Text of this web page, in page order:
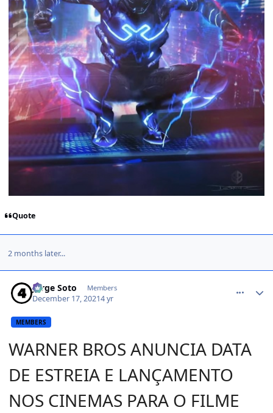
Quote
2 months later...
Jorge Soto Members
December 17, 20214 yr
MEMBERS
WARNER BROS ANUNCIA DATA
DE ESTREIA E LANÇAMENTO
NOS CINEMAS PARA O FILME